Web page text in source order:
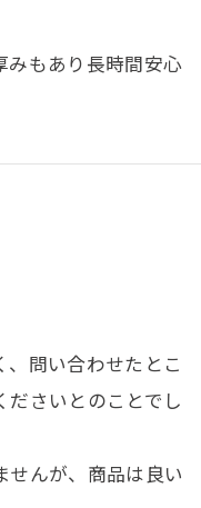
みもあり長時間安心
問い合わせたとこ
ださいとのことでし
せんが、商品は良い